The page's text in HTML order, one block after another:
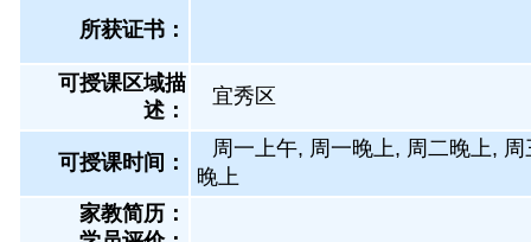
所获证书 ：
可授课区域描
述：
宜秀区
可授课时间：
周一上午, 周一晚上, 周二晚上,
晚上
家教简历：